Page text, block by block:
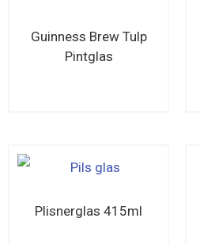
Guinness Brew Tulp
Pintglas
Plisnerglas 415ml